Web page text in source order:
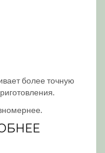
более точную